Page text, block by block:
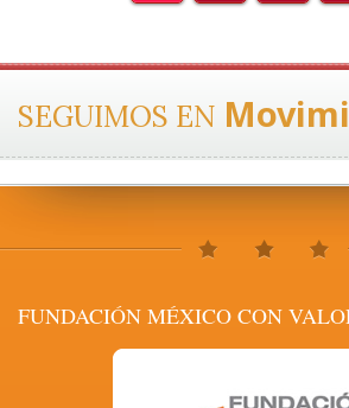
SEGUIMOS EN
FUNDACIÓN MÉXICO CON